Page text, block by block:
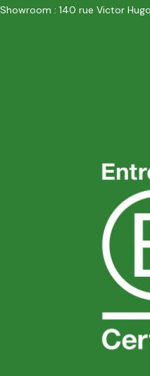
Showroom : 140 rue Victor